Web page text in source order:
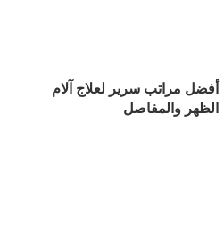
أفضل مراتب سرير لعلاج آلام
الظهر والمفاصل